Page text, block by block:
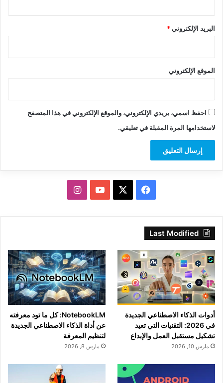
البريد الإلكتروني*
الموقع الإلكتروني
احفظ اسمي، بريدي الإلكتروني، والموقع الإلكتروني في هذا المتصفح
لاستخدامها المرة المقبلة في تعليقي.
فيسبوك ‫YouTubeانستقرام
Last Modified
أدوات الذكاء الاصطناعي الجديدة
في 2026: التقنيات التي تعيد
تشكيل مستقبل العمل والإبداع
مارس 10, 2026
NotebookLM: كل ما تود معرفته
عن أداة الذكاء الاصطناعي الجديدة
لتنظيم المعرفة
مارس 8, 2026